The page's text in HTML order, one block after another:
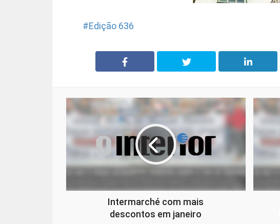
Edição 636
Intermarché com mais
descontos em janeiro